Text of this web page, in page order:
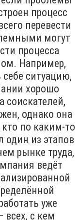
процесс
перевести
могут
процесса
Например,
ситуацию,
хорошо
соискателей,
однако она
кто по каким-то
из этапов
рынке труда,
ведёт
уже
с кем